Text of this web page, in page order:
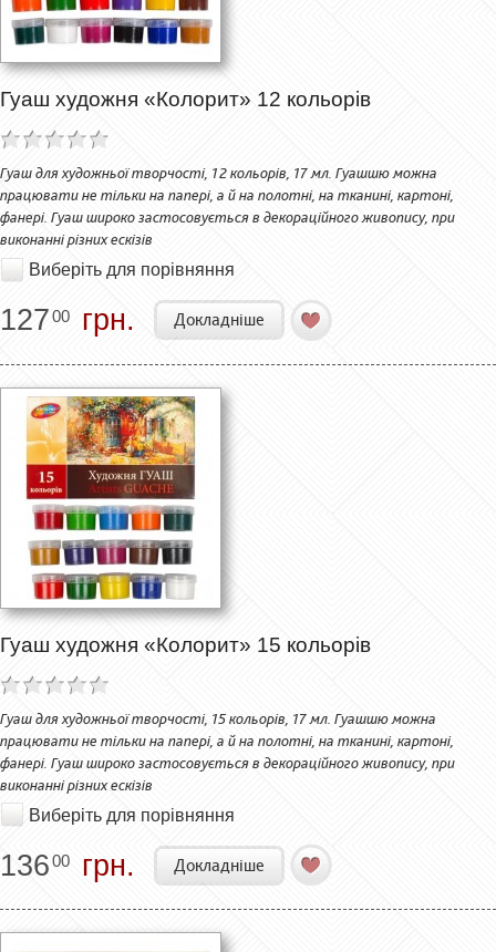
Гуаш художня «Колорит» 12 кольорів
Гуаш для художньої творчості, 12 кольорів, 17 мл. Гуашшю можна
працювати не тільки на папері, а й на полотні, на тканині, картоні,
фанері. Гуаш широко застосовується в декораційного живопису, при
виконанні різних ескізів
Виберіть для порівняння
12700 грн. Докладніше
Гуаш художня «Колорит» 15 кольорів
Гуаш для художньої творчості, 15 кольорів, 17 мл. Гуашшю можна
працювати не тільки на папері, а й на полотні, на тканині, картоні,
фанері. Гуаш широко застосовується в декораційного живопису, при
виконанні різних ескізів
Виберіть для порівняння
13600 грн. Докладніше